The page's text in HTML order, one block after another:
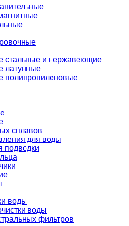
стальные и нержавеющие
латунные
полипропиленовые
сплавов
для воды
подводки
воды
воды
фильтров